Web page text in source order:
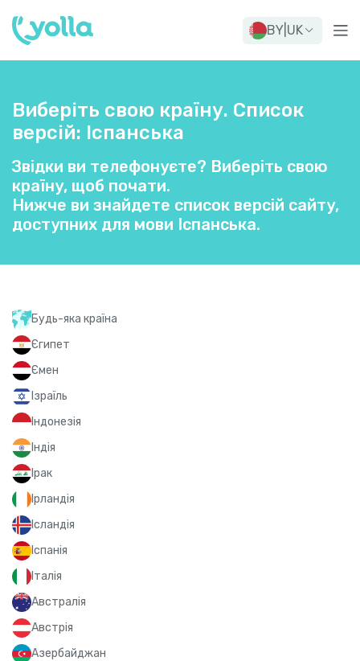
BY UK
Виберіть свою країну. Список
версій: Іспанська
Звідки ви телефонуєте? Виберіть свою
країну, щоб почати.
Нижче ви знайдете список версій сайту,
доступних для мови Іспанська.
Будь-яка країна
Єгипет
Ємен
Ізраїль
Індонезія
Індія
Ірак
Ірландія
Ісландія
Іспанія
Італія
Австралія
Австрія
Азербайджан